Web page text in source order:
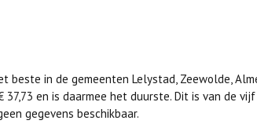
in de gemeenten Lelystad, Zeewolde,
en is daarmee het duurste. Dit is van de
gegevens beschikbaar.